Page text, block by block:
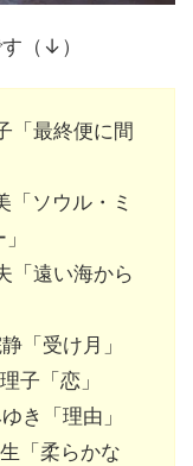
（↓）
「最終便に間
ソウル・ミ
「遠い海から
「受け月」
子「恋」
き「理由」
「柔らかな